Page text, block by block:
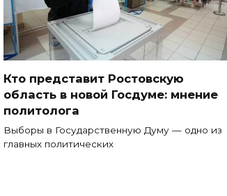
Кто представит Ростовскую
область в новой Госдуме: мнение
политолога
Выборы в Государственную Думу — одно из
главных политических